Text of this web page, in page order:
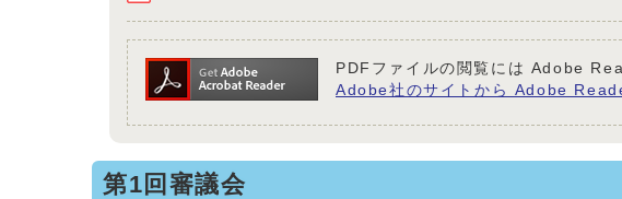
PDFファイルの閲覧には Adobe
Adobe社のサイトから Adobe
第1回審議会